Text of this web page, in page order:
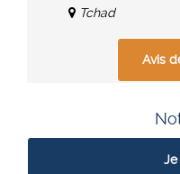
Tchad
Avis